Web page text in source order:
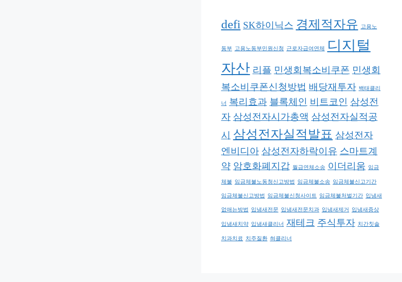
defi SK하이닉스 경제적자유 고용노
동부 고용노동부민원신청 근로자급여연체
디지털
자산 리플 민생회복소비쿠폰 민생회
복소비쿠폰신청방법 배당재투자 백태클리
너 복리효과 블록체인 비트코인 삼성전
자 삼성전자시가총액 삼성전자실적공
시
삼성전자실적발표 삼성전자
엔비디아 삼성전자하락이유 스마트계
약 암호화폐지갑 월급연체소송 이더리움 임금
체불 임금체불노동청신고방법 임금체불소송 임금체불신고기간
임금체불신고방법 임금체불신청사이트 임금체불처벌기간 입냄새
없애는방법 입냄새전문 입냄새전문치과 입냄새제거 입냄새증상
입냄새치약 입냄새클리너 재테크 주식투자 치간칫솔
치과치료 치주질환 혀클리너